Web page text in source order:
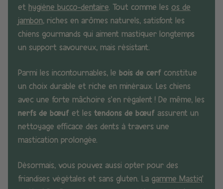
et hygiène bucco-dentaire. Tout comme les os de
jambon, riches en arômes naturels, satisfont les
chiens gourmands qui aiment mastiquer longtemps
un support savoureux, mais résistant.
Parmi les incontournables, le bois de cerf constitue
un choix durable et riche en minéraux. Les chiens
avec une forte mâchoire s’en régalent ! De même, les
nerfs de bœuf et les tendons de bœuf assurent un
nettoyage efficace des dents à travers une
mastication prolongée.
Désormais, vous pouvez aussi opter pour des
friandises végétales et sans gluten. La gamme Mastiq’